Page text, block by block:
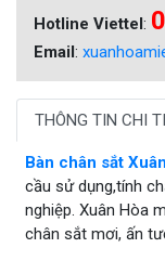
Hotline Viettel:
Email:
THÔNG TIN CHI
Bàn chân sắt
cầu sử dụng,tính
nghiệp. Xuân Hòa
chân sắt mơi, ấn